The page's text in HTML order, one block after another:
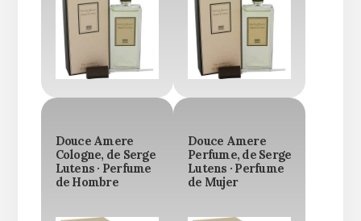
Douce Amere
Cologne, de Serge
Lutens · Perfume
de Hombre
Douce Amere
Perfume, de Serge
Lutens · Perfume
de Mujer